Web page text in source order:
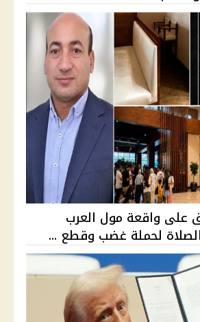
على واقعة مول العرب
لحملة غضب وقطع ...